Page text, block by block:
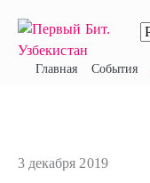
Главная События
3 декабря 2019